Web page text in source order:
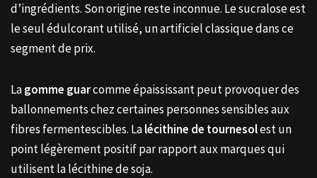
d’ingrédients. Son origine reste inconnue. Le sucralose est
le seul édulcorant utilisé, un artificiel classique dans ce
segment de prix.
Lagomme guarcomme épaississant peut provoquer des
ballonnements chez certaines personnes sensibles aux
fibres fermentescibles. Lalécithine de tournesolest un
point légèrement positif par rapport aux marques qui
utilisent la lécithine de soja.